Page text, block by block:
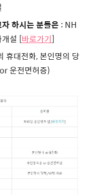
하시는 분들은 : NH
설 [바로가기]
휴대전화, 본인명의 당
운전면허증)